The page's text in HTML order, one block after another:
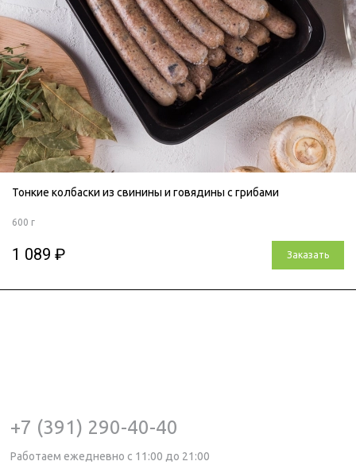
Тонкие колбаски из свинины и говядины с грибами
600 г
1 089 ₽ Заказать
+7 (391) 290-40-40
Работаем ежедневно с 11:00 до 21:00